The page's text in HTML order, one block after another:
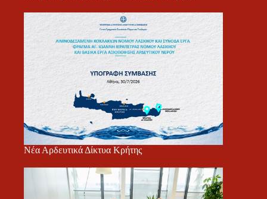
Νέα Αρδευτικά Δίκτυα Κρήτης